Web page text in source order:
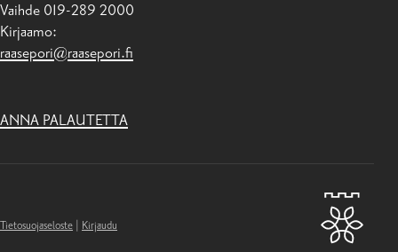
Vaihde 019-289 2000
Kirjaamo:
raasepori@raasepori.fi
ANNA PALAUTETTA
Tietosuojaseloste Kirjaudu